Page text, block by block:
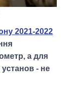
2021-2022
а для
- не